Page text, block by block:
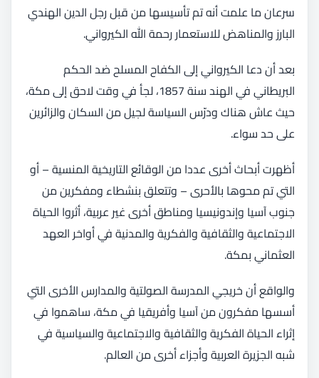
سرعان ما علمت أنه تم تأسيسها من قبل رجل الدين الهندي
البارز والمناهض للاستعمار رحمة الله الكيرواني.
بعد أن دعا الكيرواني إلى الكفاح المسلح ضد الحكم
البريطاني في الهند سنة 1857، لجأ في وقت لاحق إلى مكة،
حيث عاش هناك ودرّس السياسة لجيل من السكان والزائرين
على حد سواء.
أظهرت أبحاث أخرى عددا من الوقائع التاريخية المنسية – أو
التي تم محوها بالأحرى – وتتعلق بنشطاء ومفكرين من
جنوب آسيا وإندونيسيا ومناطق أخرى غير عربية، أثروا الحياة
الاجتماعية والثقافية والفكرية والمدنية في أواخر العهد
العثماني بمكة.
والواقع أن خريجي المدرسة الصولتية والمدارس الأخرى التي
أسسها مفكرون من آسيا وأفريقيا في مكة، ساهموا في
إثراء الحياة الفكرية والثقافية والاجتماعية والسياسية في
شبه الجزيرة العربية وأجزاء أخرى من العالم.